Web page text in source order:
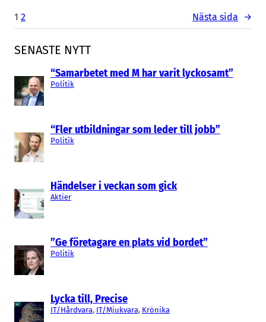
SENASTE NYTT
“Samarbetet med M har varit lyckosamt”
Politik
“Fler utbildningar som leder till jobb”
Politik
Händelser i veckan som gick
Aktier
”Ge företagare en plats vid bordet”
Politik
Lycka till, Precise
IT/Hårdvara, IT/Mjukvara, Krönika
1 2 Nästa sida →